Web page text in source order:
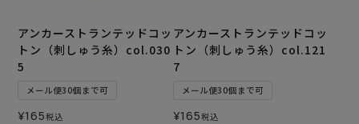
アンカーストランテッドコッ
トン（刺しゅう糸）col.030
5
メール便30個まで可
¥165税込
アンカーストランテッドコッ
トン（刺しゅう糸）col.121
7
メール便30個まで可
¥165税込